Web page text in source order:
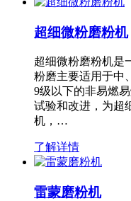
超细微粉磨粉机
超细微粉磨粉机是
粉磨主要适用于中
9级以下的非易燃
试验和改进，为超
机，…
了解详情
雷蒙磨粉机